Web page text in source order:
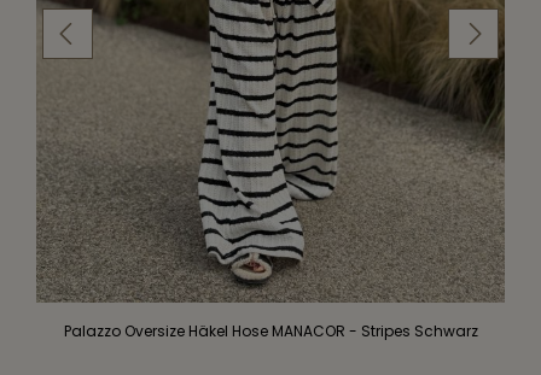
Palazzo Oversize Häkel Hose MANACOR - Stripes Schwarz